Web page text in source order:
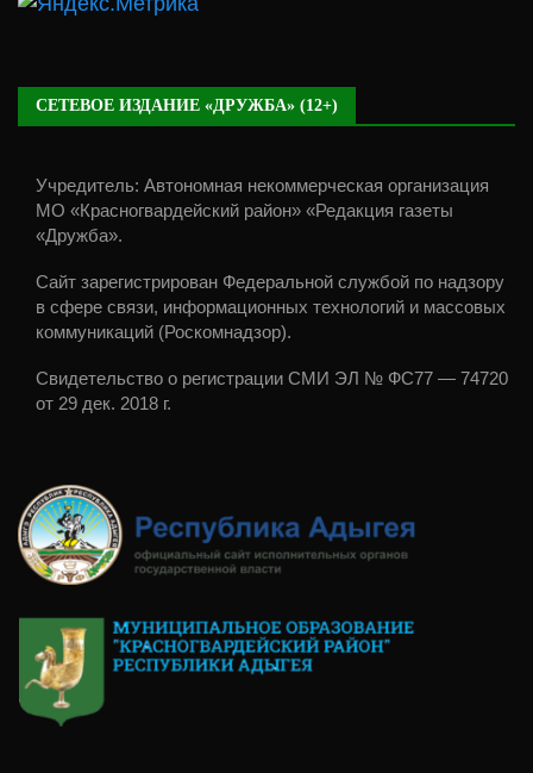
СЕТЕВОЕ ИЗДАНИЕ «ДРУЖБА» (12+)
Учредитель: Автономная некоммерческая организация
МО «Красногвардейский район» «Редакция газеты
«Дружба».
Сайт зарегистрирован Федеральной службой по надзору
в сфере связи, информационных технологий и массовых
коммуникаций (Роскомнадзор).
Свидетельство о регистрации СМИ ЭЛ № ФС77 — 74720
от 29 дек. 2018 г.